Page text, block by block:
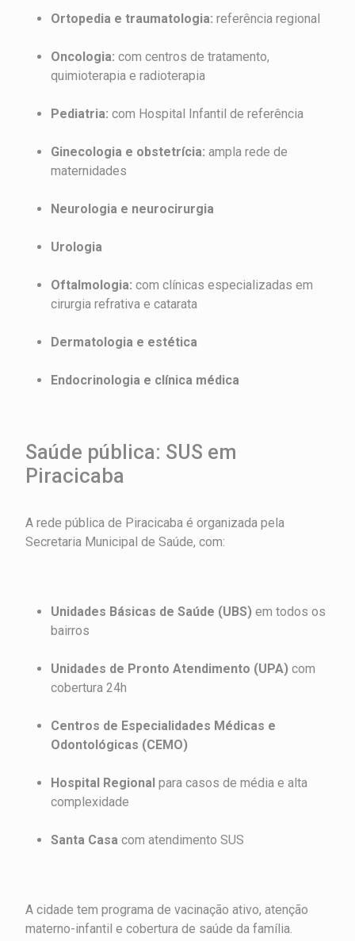
Ortopedia e traumatologia: referência regional
Oncologia: com centros de tratamento,
quimioterapia e radioterapia
Pediatria: com Hospital Infantil de referência
Ginecologia e obstetrícia: ampla rede de
maternidades
Neurologia e neurocirurgia
Urologia
Oftalmologia: com clínicas especializadas em
cirurgia refrativa e catarata
Dermatologia e estética
Endocrinologia e clínica médica
Saúde pública: SUS em
Piracicaba
A rede pública de Piracicaba é organizada pela
Secretaria Municipal de Saúde, com:
Unidades Básicas de Saúde (UBS) em todos os
bairros
Unidades de Pronto Atendimento (UPA) com
cobertura 24h
Centros de Especialidades Médicas e
Odontológicas (CEMO)
Hospital Regional para casos de média e alta
complexidade
Santa Casa com atendimento SUS
A cidade tem programa de vacinação ativo, atenção
materno-infantil e cobertura de saúde da família.